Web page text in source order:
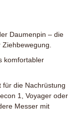
Daumenpin – die
komfortabler
für die Nachrüstung
1, Voyager oder
Messer mit